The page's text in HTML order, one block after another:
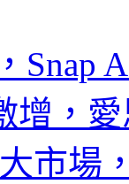
Snap
增，
市場